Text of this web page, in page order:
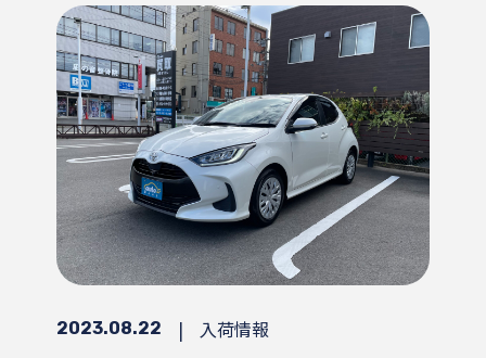
2023.08.22 | 入荷情報